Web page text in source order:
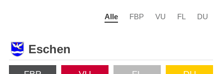
Alle FBP VU FL DU
Eschen